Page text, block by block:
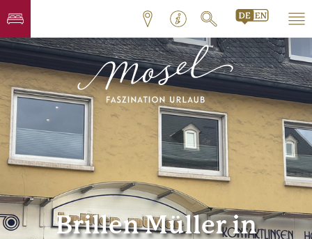
Brillen Müller in